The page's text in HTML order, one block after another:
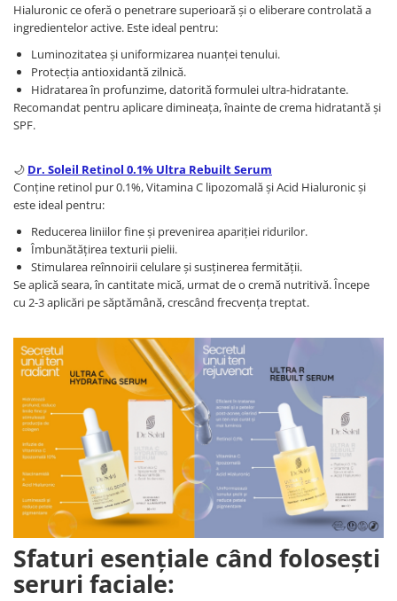
Hialuronic ce oferă o penetrare superioară și o eliberare controlată a
ingredientelor active. Este ideal pentru:
Luminozitatea și uniformizarea nuanței tenului.
Protecția antioxidantă zilnică.
Hidratarea în profunzime, datorită formulei ultra-hidratante.
Recomandat pentru aplicare dimineața, înainte de crema hidratantă și
SPF.
🌙 Dr. Soleil Retinol 0.1% Ultra Rebuilt Serum
Conține retinol pur 0.1%, Vitamina C lipozomală și Acid Hialuronic și
este ideal pentru:
Reducerea liniilor fine și prevenirea apariției ridurilor.
Îmbunătățirea texturii pielii.
Stimularea reînnoirii celulare și susținerea fermității.
Se aplică seara, în cantitate mică, urmat de o cremă nutritivă. Începe
cu 2-3 aplicări pe săptămână, crescând frecvența treptat.
Sfaturi esențiale când folosești
seruri faciale: